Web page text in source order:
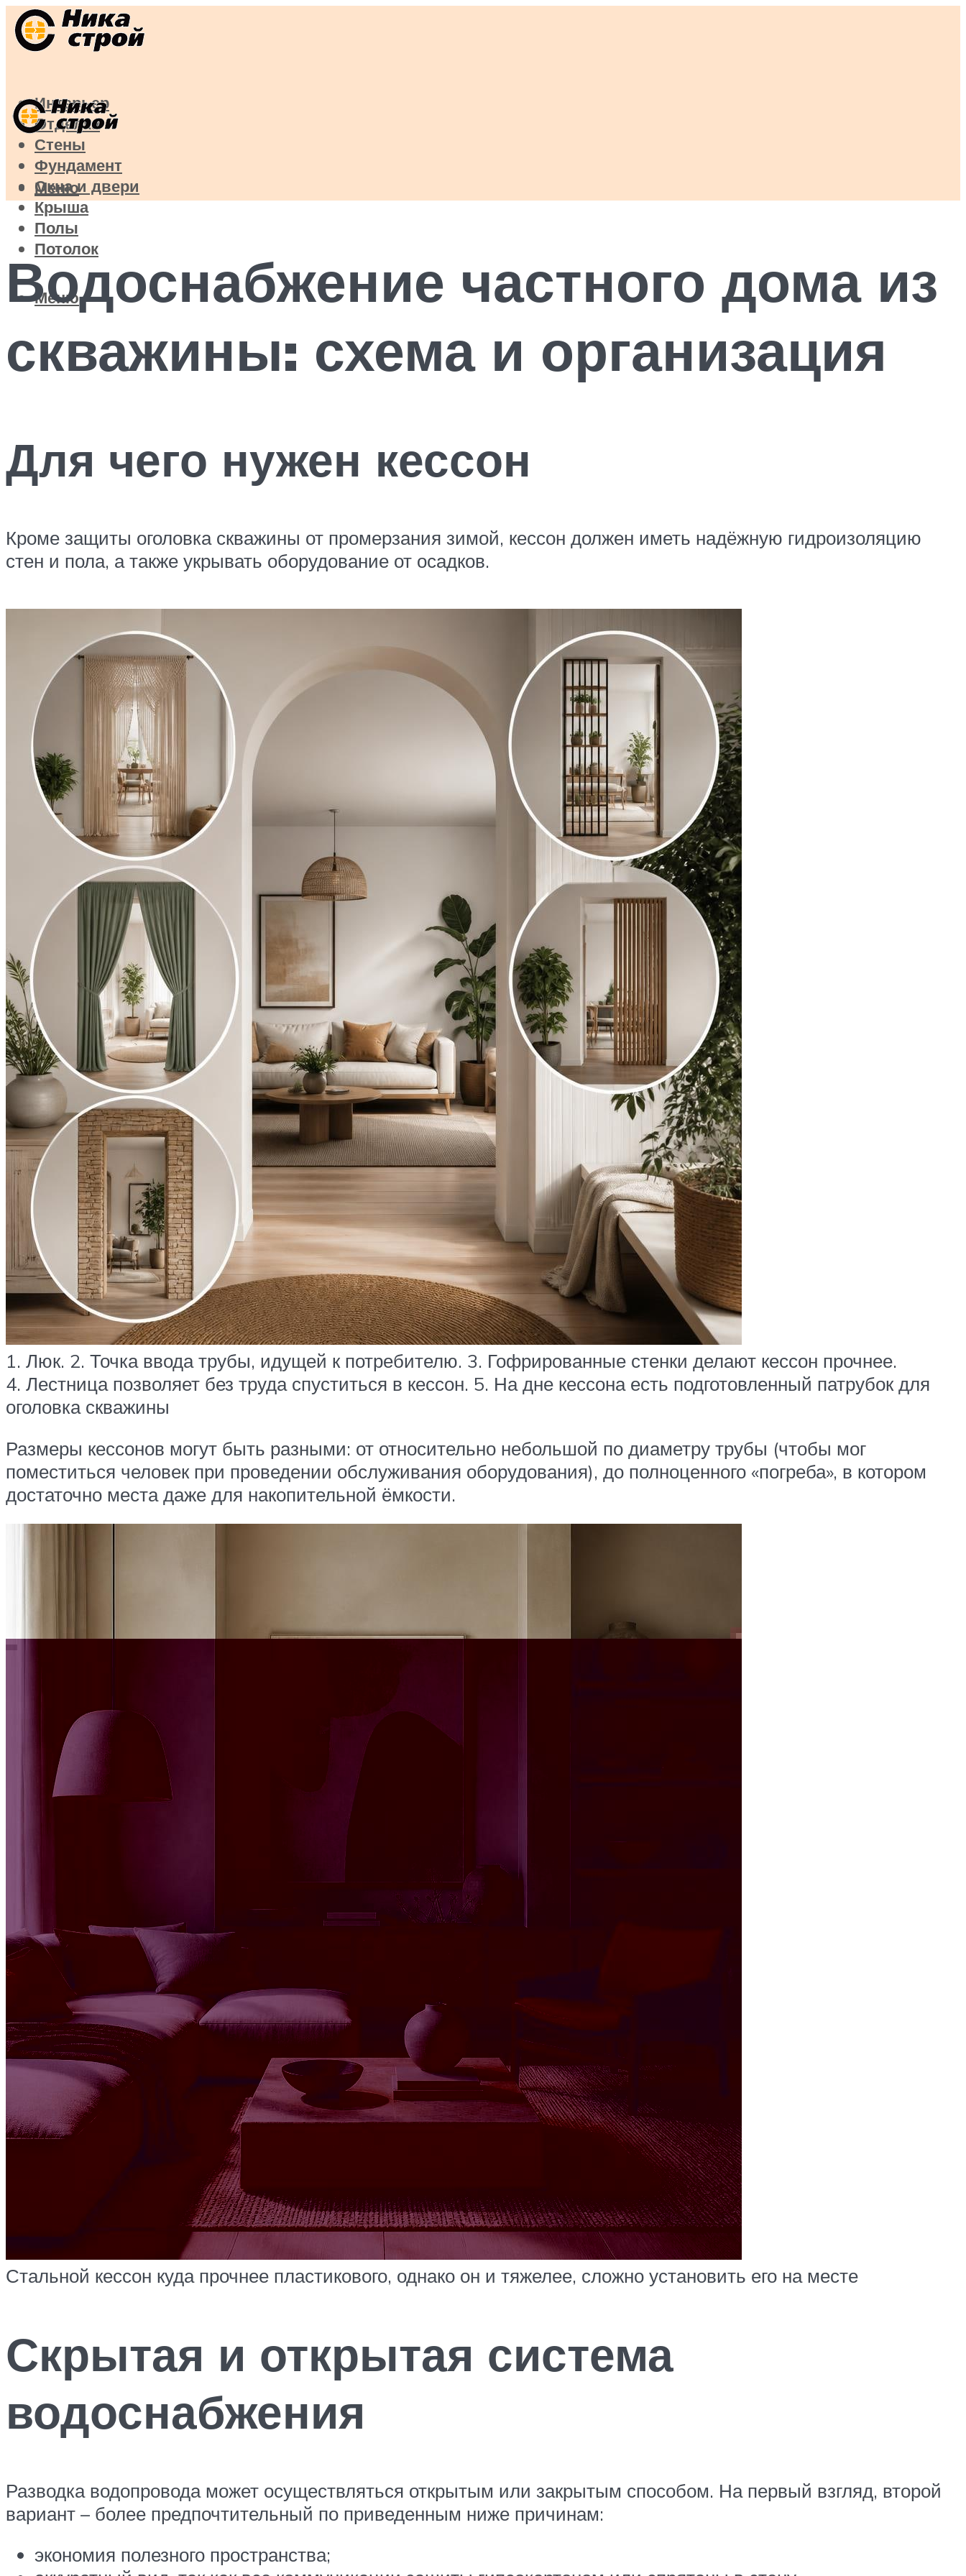
Интерьер
Отделка
Стены
Фундамент
Окна и двери
Крыша
Полы
Потолок
Меню
Меню
Водоснабжение частного дома из
скважины: схема и организация
Для чего нужен кессон
Кроме защиты оголовка скважины от промерзания зимой, кессон должен иметь надёжную гидроизоляцию
стен и пола, а также укрывать оборудование от осадков.
1. Люк. 2. Точка ввода трубы, идущей к потребителю. 3. Гофрированные стенки делают кессон прочнее.
4. Лестница позволяет без труда спуститься в кессон. 5. На дне кессона есть подготовленный патрубок для
оголовка скважины
Размеры кессонов могут быть разными: от относительно небольшой по диаметру трубы (чтобы мог
поместиться человек при проведении обслуживания оборудования), до полноценного «погреба», в котором
достаточно места даже для накопительной ёмкости.
Стальной кессон куда прочнее пластикового, однако он и тяжелее, сложно установить его на месте
Скрытая и открытая система
водоснабжения
Разводка водопровода может осуществляться открытым или закрытым способом. На первый взгляд, второй
вариант – более предпочтительный по приведенным ниже причинам:
экономия полезного пространства;